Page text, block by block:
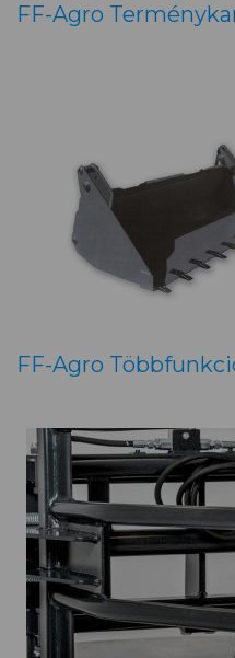
FF-Agro
FF-Agro